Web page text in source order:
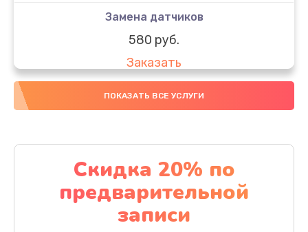
Замена датчиков
580 руб.
Заказать
Комплексная чистка
Заказать
Замена дисплея (экрана)
2000 руб.
Заказать
ПОКАЗАТЬ ВСЕ УСЛУГИ
Скидка 20% по
предварительной
записи